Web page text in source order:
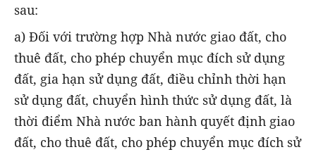
sau:
a) Đối với trường hợp Nhà nước giao đất, cho
thuê đất, cho phép chuyển mục đích sử dụng
đất, gia hạn sử dụng đất, điều chỉnh thời hạn
sử dụng đất, chuyển hình thức sử dụng đất, là
thời điểm Nhà nước ban hành quyết định giao
đất, cho thuê đất, cho phép chuyển mục đích sử